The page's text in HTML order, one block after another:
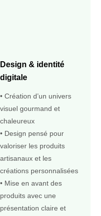
Design & identité
digitale
• Création d’un univers
visuel gourmand et
chaleureux
• Design pensé pour
valoriser les produits
artisanaux et les
créations personnalisées
• Mise en avant des
produits avec une
présentation claire et